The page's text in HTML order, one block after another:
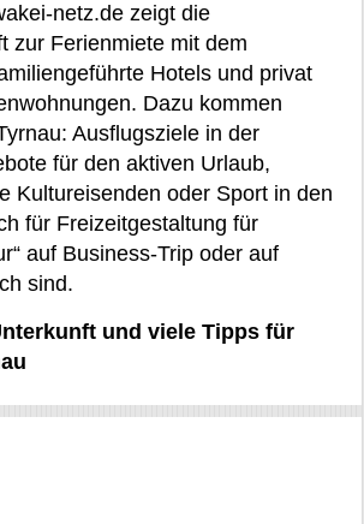
netz.de zeigt die
zur Ferienmiete mit dem
Hotels und privat
Dazu kommen
Ausflugsziele in der
für den aktiven Urlaub,
Kultureisenden oder Sport in den
für Freizeitgestaltung für
auf Business-Trip oder auf
sind.
und viele Tipps für